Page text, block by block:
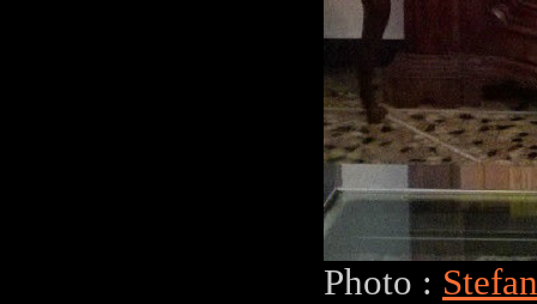
Photo :